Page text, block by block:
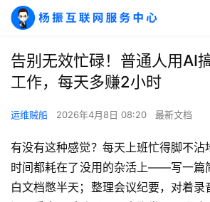
告别无效忙碌！普通人用AI
工作，每天多赚2小时
运维贼船 2026年4月8日 08:20 最新文档
有没有这种感觉？每天上班忙得脚不沾
时间都耗在了没用的杂活上——写一篇
白文档憋半天；整理会议纪要，对着录